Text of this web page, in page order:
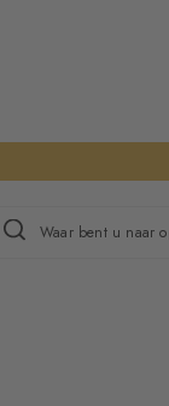
Waar bent u naar